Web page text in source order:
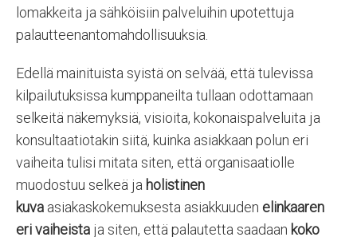
lomakkeita ja sähköisiin palveluihin upotettuja
palautteenantomahdollisuuksia.
Edellä mainituista syistä on selvää, että tulevissa
kilpailutuksissa kumppaneilta tullaan odottamaan
selkeitä näkemyksiä, visioita, kokonaispalveluita ja
konsultaatiotakin siitä, kuinka asiakkaan polun eri
vaiheita tulisi mitata siten, että organisaatiolle
muodostuu selkeä ja holistinen
kuva asiakaskokemuksesta asiakkuuden elinkaaren
eri vaiheista ja siten, että palautetta saadaan koko